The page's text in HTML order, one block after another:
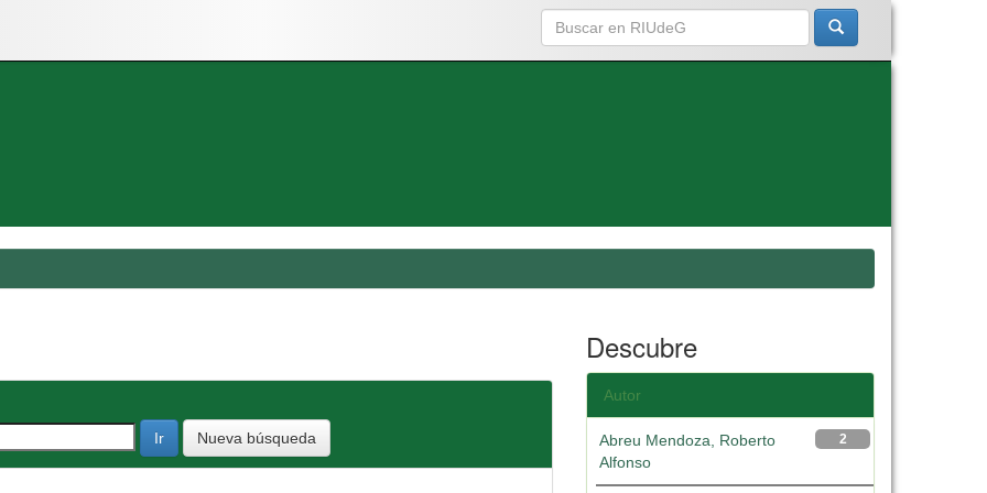
Nueva búsqueda
Descubre
Autor
2
Abreu Mendoza, Roberto
Alfonso